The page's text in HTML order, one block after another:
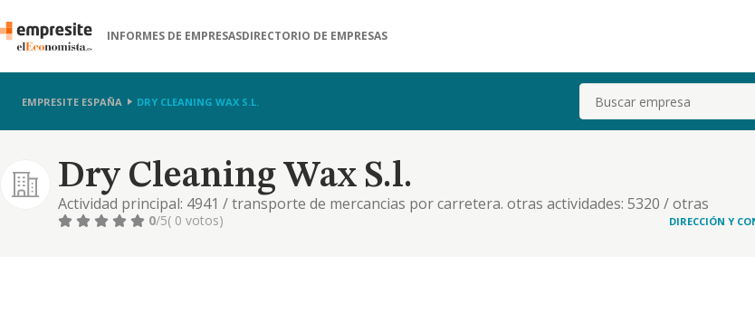
INFORMES DE EMPRESASDIRECTORIO DE EMPRESAS
EMPRESITE ESPAÑA DRY CLEANING WAX S.L. Buscar
Dry Cleaning Wax S.l.
Actividad principal: 4941 / transporte de mercancias por carretera. otras actividades: 5320 / otras
actividades postales y de correos. 4511 / venta de automoviles y vehiculos de motor ligeros
0/5( 0 votos) DIRECCIÓN Y